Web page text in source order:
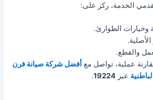
الخدمة، ركز على:
وخيارات الطوارئ.
والقطع.
عملية، تواصل مع أفضل شركة صيانة فرن
عبر19224
.